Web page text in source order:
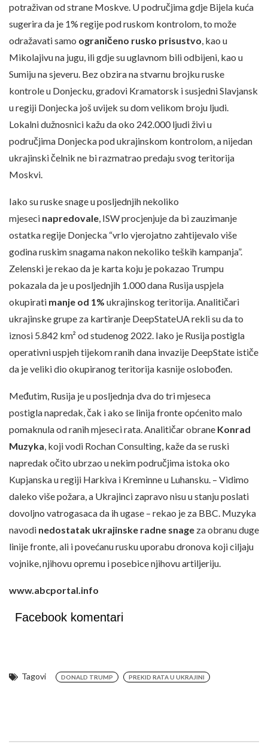
potraživan od strane Moskve. U područjima gdje Bijela kuća
sugerira da je 1% regije pod ruskom kontrolom, to može
odražavati samo ograničeno rusko prisustvo , kao u
Mikolajivu na jugu, ili gdje su uglavnom bili odbijeni, kao u
Sumiju na sjeveru. Bez obzira na stvarnu brojku ruske
kontrole u Donjecku, gradovi Kramatorsk i susjedni Slavjansk
u regiji Donjecka još uvijek su dom velikom broju ljudi.
Lokalni dužnosnici kažu da oko 242.000 ljudi živi u
područjima Donjecka pod ukrajinskom kontrolom, a nijedan
ukrajinski čelnik ne bi razmatrao predaju svog teritorija
Moskvi.
Iako su ruske snage u posljednjih nekoliko
mjeseci napredovale , ISW procjenjuje da bi zauzimanje
ostatka regije Donjecka “vrlo vjerojatno zahtijevalo više
godina ruskim snagama nakon nekoliko teških kampanja”.
Zelenski je rekao da je karta koju je pokazao Trumpu
pokazala da je u posljednjih 1.000 dana Rusija uspjela
okupirati manje od 1% ukrajinskog teritorija. Analitičari
ukrajinske grupe za kartiranje DeepStateUA rekli su da to
iznosi 5.842 km² od studenog 2022. Iako je Rusija postigla
operativni uspjeh tijekom ranih dana invazije DeepState ističe
da je veliki dio okupiranog teritorija kasnije oslobođen.
Međutim, Rusija je u posljednja dva do tri mjeseca
postigla napredak, čak i ako se linija fronte općenito malo
pomaknula od ranih mjeseci rata. Analitičar obrane Konrad
Muzyka , koji vodi Rochan Consulting, kaže da se ruski
napredak očito ubrzao u nekim područjima istoka oko
Kupjanska u regiji Harkiva i Kreminne u Luhansku. – Vidimo
daleko više požara, a Ukrajinci zapravo nisu u stanju poslati
dovoljno vatrogasaca da ih ugase – rekao je za BBC. Muzyka
navodi nedostatak ukrajinske radne snage za obranu duge
linije fronte, ali i povećanu rusku uporabu dronova koji ciljaju
vojnike, njihovu opremu i posebice njihovu artiljeriju.
www.abcportal.info
Facebook komentari
Tagovi DONALD TRUMP PREKID RATA U UKRAJINI